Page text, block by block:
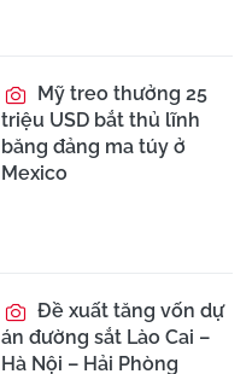
Mỹ treo thưởng 25
triệu USD bắt thủ lĩnh
băng đảng ma túy ở
Mexico
Đề xuất tăng vốn dự
án đường sắt Lào Cai –
Hà Nội – Hải Phòng